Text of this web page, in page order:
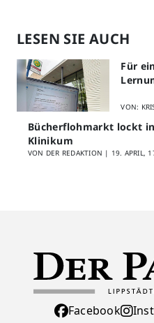
LESEN SIE AUCH
Für
VON:
Bücherflohmarkt lockt
Klinikum
VON DER REDAKTION | 19. APRIL,
Facebook